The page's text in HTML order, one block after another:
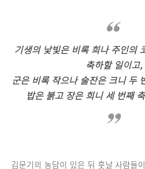
기생의 낯빛은 비록 희나 주인의
축하할 일이고,
군은 비록 작으나 술잔은 크니 두
밥은 붉고 장은 희니 세 번째
김문기의 농담이 있은 뒤 훗날 사람들